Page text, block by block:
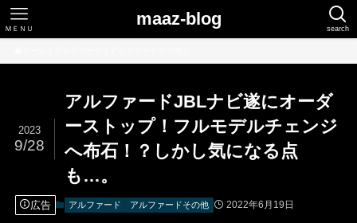
maaz-blog search
ＭＥＮＵ
アルファードJBLナビ遂にオーダ
ーストップ！フルモデルチェンジ
へ布石！？しかし気になる点
も…。
2023
9/28
広告 アルファード アルファードその他 2022年6月19日